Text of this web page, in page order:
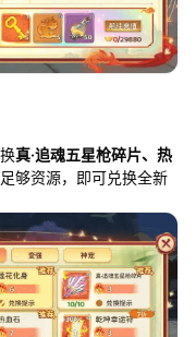
真·追魂五星枪碎片、热
够资源，即可兑换全新